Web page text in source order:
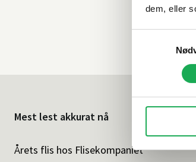
dem, eller
Mest lest akkurat nå
Årets flis hos Flisekompaniet